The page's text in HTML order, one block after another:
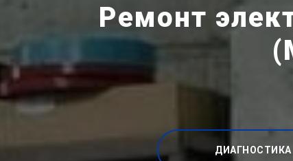
Ремонт
ДИАГНОСТИКА